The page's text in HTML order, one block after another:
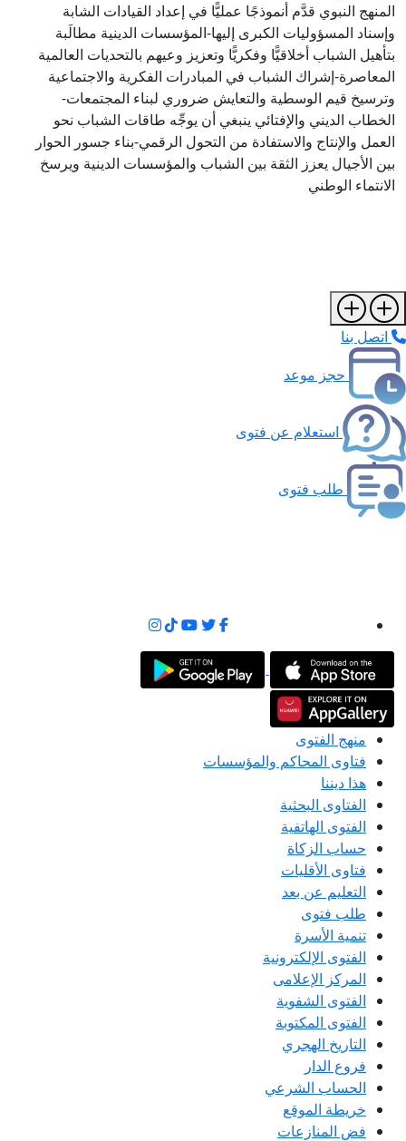
المنهج النبوي قدَّم أنموذجًا عمليًّا في إعداد القيادات الشابة
وإسناد المسؤوليات الكبرى إليها-المؤسسات الدينية مطالَبة
بتأهيل الشباب أخلاقيًّا وفكريًّا وتعزيز وعيهم بالتحديات العالمية
المعاصرة-إشراك الشباب في المبادرات الفكرية والاجتماعية
وترسيخ قيم الوسطية والتعايش ضروري لبناء المجتمعات-
الخطاب الديني والإفتائي ينبغي أن يوجِّه طاقات الشباب نحو
العمل والإنتاج والاستفادة من التحول الرقمي-بناء جسور الحوار
بين الأجيال يعزز الثقة بين الشباب والمؤسسات الدينية ويرسخ
الانتماء الوطني
اتصل بنا
حجز موعد
استعلام عن فتوى
طلب فتوى
منهج الفتوى
فتاوى المحاكم والمؤسسات
هذا ديننا
الفتاوى البحثية
الفتوى الهاتفية
حساب الزكاة
فتاوى الأقليات
التعليم عن بعد
طلب فتوى
تنمية الأسرة
الفتوى الإلكترونية
المركز الإعلامى
الفتوى الشفوية
الفتوى المكتوبة
التاريخ الهجري
فروع الدار
الحساب الشرعي
خريطة الموقع
فض المنازعات